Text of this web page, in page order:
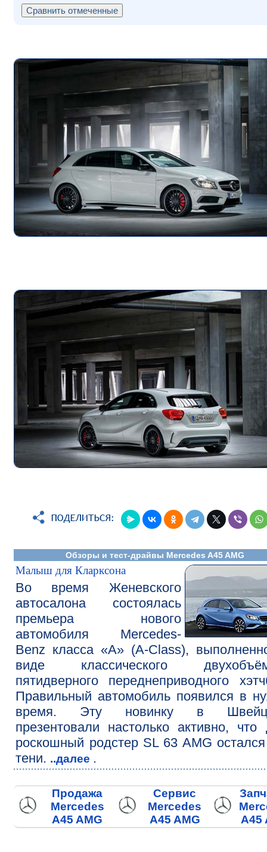
Обзоры и тест-драйвы Mercedes A45 AMG
Малыш для Кларксона
Во время Женевского
автосалона состоялась
премьера нового
автомобиля Mercedes-
Benz класса «А» (A-Class),
виде классического
пятидверного переднеприводного
Правильный автомобиль появился в
время. Эту новинку в
презентовали настолько активно, что
роскошный родстер SL 63 AMG
тени. ..далее .
Продажа
Mercedes
A45 AMG
Сервис
Mercedes
A45 AMG
A45